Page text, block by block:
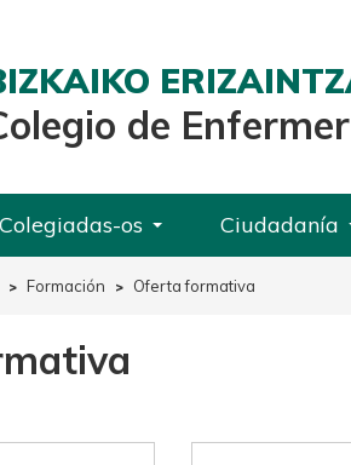
de
Colegiadas-os Ciudadanía
Formación Oferta formativa